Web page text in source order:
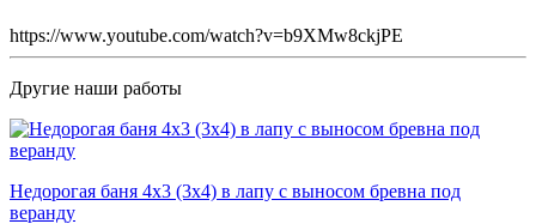
https://www.youtube.com/watch?v=b9XMw8ckjPE
Другие наши работы
Недорогая баня 4х3 (3х4) в лапу с выносом бревна под
веранду